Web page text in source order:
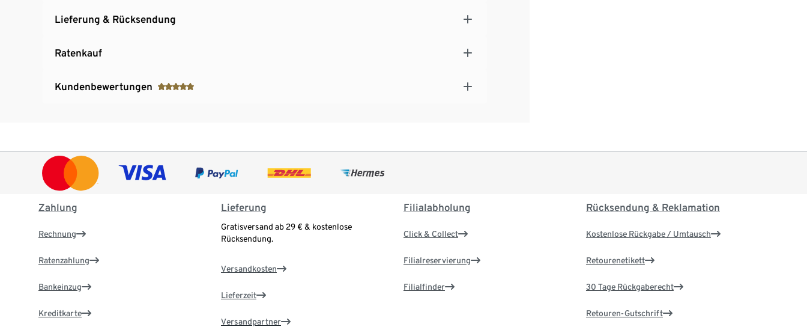
Lieferung & Rücksendung
Ratenkauf
Kundenbewertungen
Zahlung
Rechnung
Ratenzahlung
Bankeinzug
Kreditkarte
Lieferung
Gratisversand ab 29 € & kostenlose
Rücksendung.
Versandkosten
Lieferzeit
Versandpartner
Filialabholung
Click & Collect
Filialreservierung
Filialfinder
Rücksendung & Reklamation
Kostenlose Rückgabe / Umtausch
Retourenetikett
30 Tage Rückgaberecht
Retouren-Gutschrift